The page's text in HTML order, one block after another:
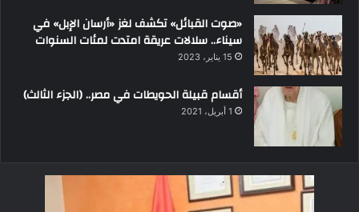
«صوت القبائل» تكشف لغز «أرسان الإبل» في
سيناء.. سلالات عريقة امتدت لمئات السنوات
15 يناير، 2023
أقسام قبيلة الحويطات في مصر.. (الجزء الثالث)
1 أبريل، 2021